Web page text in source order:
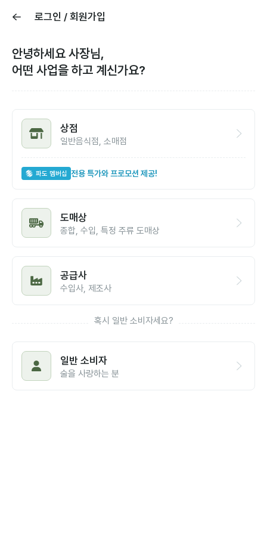
로그인 / 회원가입
안녕하세요 사장님,
어떤 사업을 하고 계신가요?
상점
일반음식점, 소매점
파도 멤버십 전용 특가와 프로모션 제공!
도매상
종합, 수입, 특정 주류 도매상
공급사
수입사, 제조사
혹시 일반 소비자세요?
일반 소비자
술을 사랑하는 분